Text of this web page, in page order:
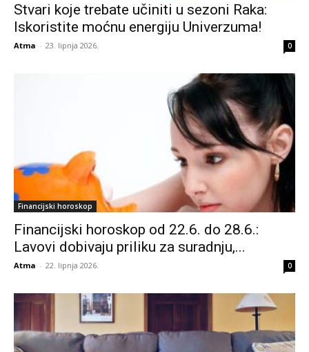
Stvari koje trebate učiniti u sezoni Raka:
Iskoristite moćnu energiju Univerzuma!
Atma - 23. lipnja 2026. 0
Financijski horoskop
Financijski horoskop od 22.6. do 28.6.:
Lavovi dobivaju priliku za suradnju,...
Atma - 22. lipnja 2026. 0